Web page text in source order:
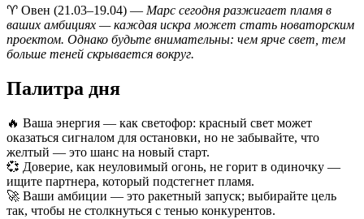
♈️ Овен (21.03–19.04) — Марс сегодня разжигает пламя в
ваших амбициях — каждая искра может стать новаторским
проектом. Однако будьте внимательны: чем ярче свет, тем
больше теней скрывается вокруг.
Палитра дня
🔥 Ваша энергия — как светофор: красный свет может
оказаться сигналом для остановки, но не забывайте, что
желтый — это шанс на новый старт.
💞 Доверие, как неуловимый огонь, не горит в одиночку —
ищите партнера, который подстегнет пламя.
🚀 Ваши амбиции — это ракетный запуск; выбирайте цель
так, чтобы не столкнуться с тенью конкурентов.